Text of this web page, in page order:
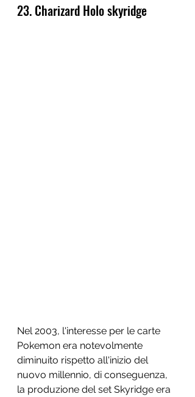
23. Charizard Holo skyridge
Nel 2003, l'interesse per le carte
Pokemon era notevolmente
diminuito rispetto all'inizio del
nuovo millennio, di conseguenza,
la produzione del set Skyridge era